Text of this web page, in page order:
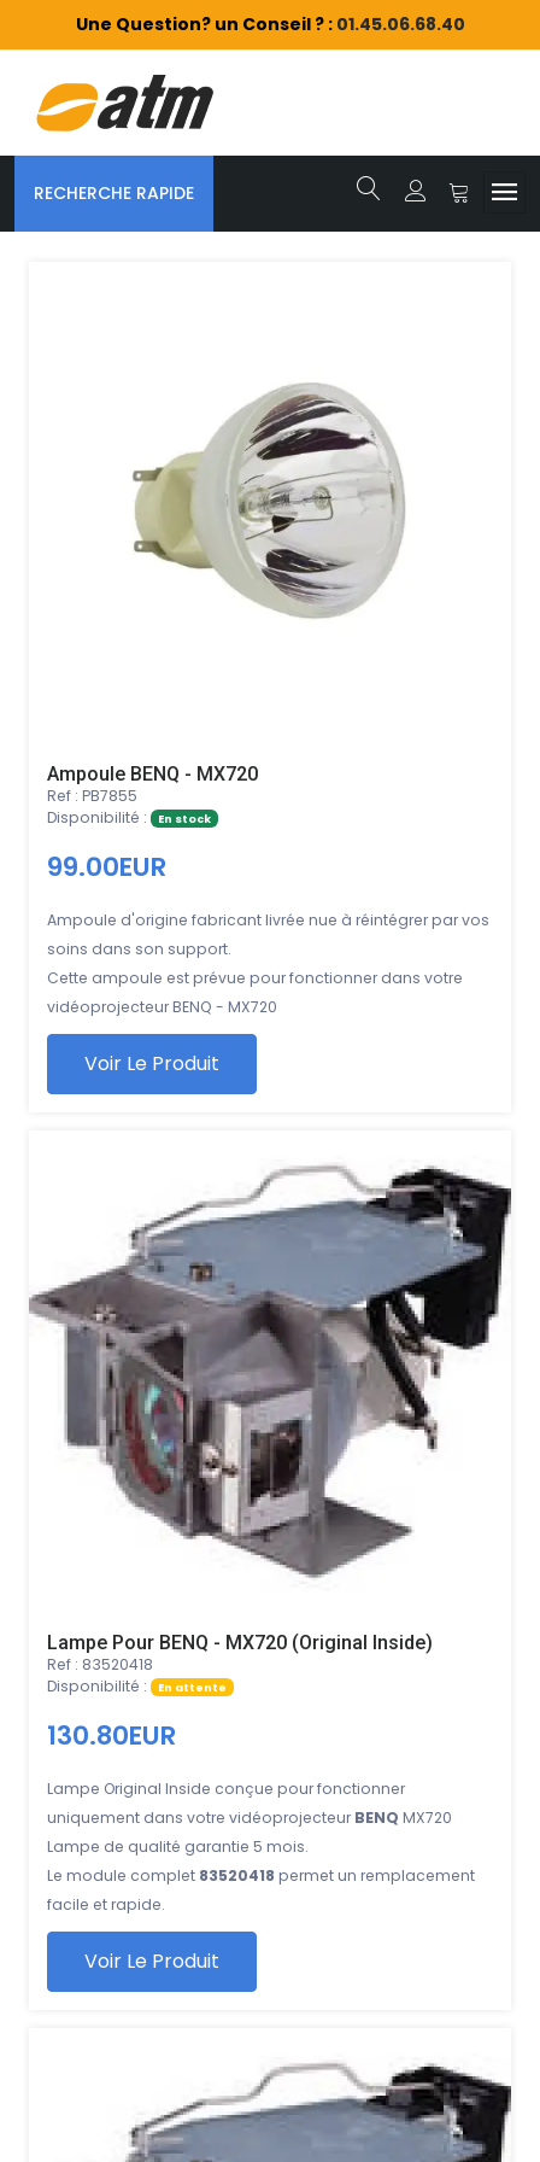
Une Question? un Conseil ? : 01.45.06.68.40
RECHERCHE RAPIDE
Ampoule BENQ - MX720
Ref : PB7855
Disponibilité :
En stock
99.00EUR
Ampoule d'origine fabricant livrée nue à réintégrer par vos
soins dans son support.
Cette ampoule est prévue pour fonctionner dans votre
vidéoprojecteur BENQ - MX720
Voir Le Produit
Lampe Pour BENQ - MX720 (Original Inside)
Ref : 83520418
Disponibilité :
En attente
130.80EUR
Lampe Original Inside conçue pour fonctionner
uniquement dans votre vidéoprojecteur BENQ MX720
Lampe de qualité garantie 5 mois.
Le module complet 83520418 permet un remplacement
facile et rapide.
Voir Le Produit